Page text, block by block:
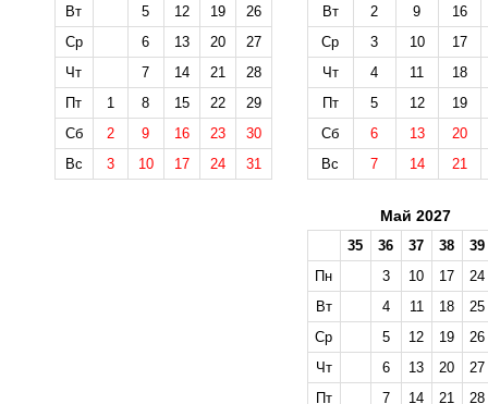
Вт
5 12 19
26
Ср
6 13 20
27
Чт
7 14 21
28
Пт
1 8 15 22
29
Сб
2 9 16 23
30
Вс
3 10 17 24 31
Вт
2 9
16
Ср
3 10
17
Чт
4 11
18
Пт
5 12
19
Сб
6 13
20
Вс
7 14 21
Май 2027
35 36 37 38
39
Пн
3 10 17
24
Вт
4 11 18
25
Ср
5 12 19
26
Чт
6 13 20
27
Пт
7 14 21
28